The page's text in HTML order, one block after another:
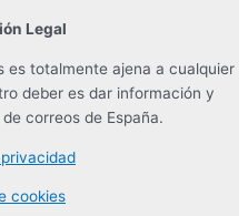
Legal
es totalmente ajena a cualquier
deber es dar información y
correos de España.
cookies